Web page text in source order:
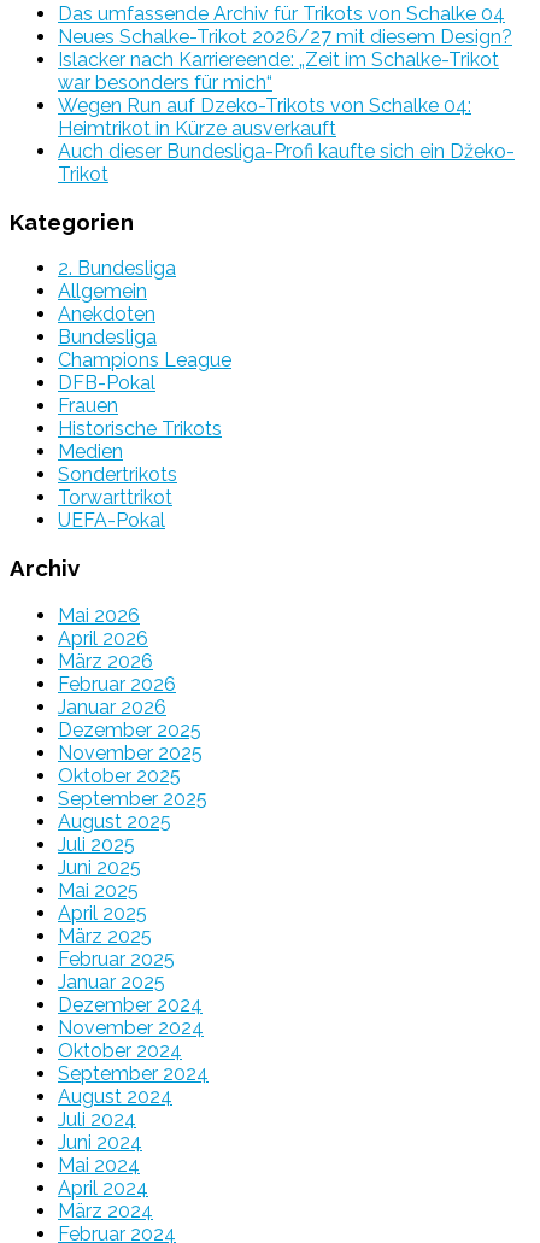
Das umfassende Archiv für Trikots von Schalke 04
Neues Schalke-Trikot 2026/27 mit diesem Design?
Islacker nach Karriereende: „Zeit im Schalke-Trikot
war besonders für mich“
Wegen Run auf Dzeko-Trikots von Schalke 04:
Heimtrikot in Kürze ausverkauft
Auch dieser Bundesliga-Profi kaufte sich ein Džeko-
Trikot
Kategorien
2. Bundesliga
Allgemein
Anekdoten
Bundesliga
Champions League
DFB-Pokal
Frauen
Historische Trikots
Medien
Sondertrikots
Torwarttrikot
UEFA-Pokal
Archiv
Mai 2026
April 2026
März 2026
Februar 2026
Januar 2026
Dezember 2025
November 2025
Oktober 2025
September 2025
August 2025
Juli 2025
Juni 2025
Mai 2025
April 2025
März 2025
Februar 2025
Januar 2025
Dezember 2024
November 2024
Oktober 2024
September 2024
August 2024
Juli 2024
Juni 2024
Mai 2024
April 2024
März 2024
Februar 2024